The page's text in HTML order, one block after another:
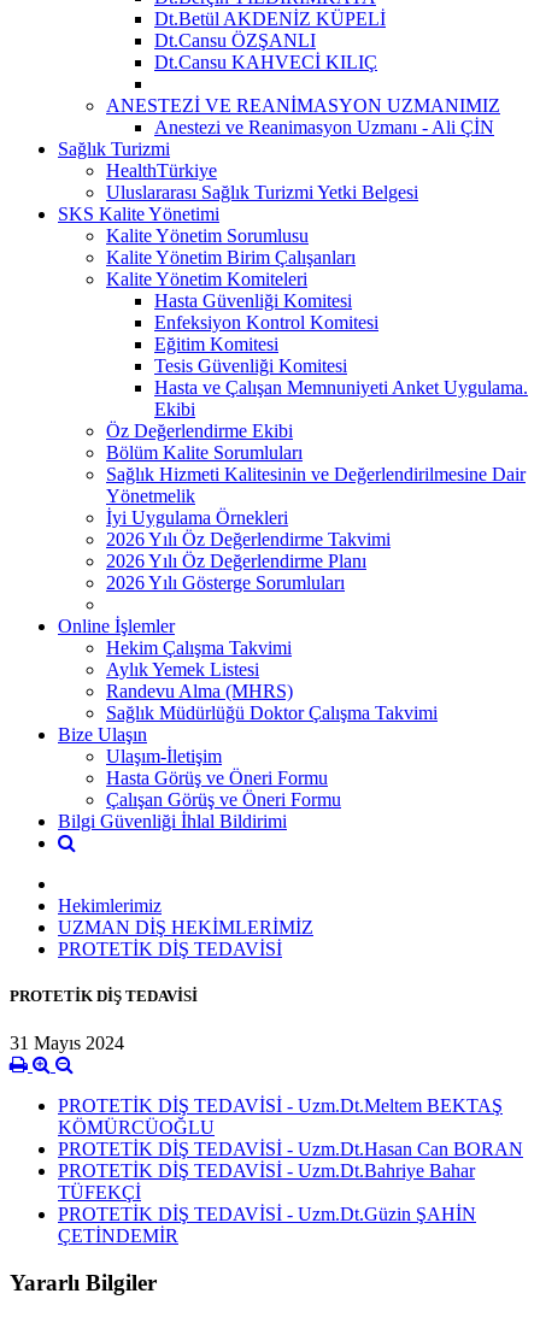
Dt.Betül AKDENİZ KÜPELİ
Dt.Cansu ÖZŞANLI
Dt.Cansu KAHVECİ KILIÇ
ANESTEZİ VE REANİMASYON UZMANIMIZ
Anestezi ve Reanimasyon Uzmanı - Ali ÇİN
Sağlık Turizmi
HealthTürkiye
Uluslararası Sağlık Turizmi Yetki Belgesi
SKS Kalite Yönetimi
Kalite Yönetim Sorumlusu
Kalite Yönetim Birim Çalışanları
Kalite Yönetim Komiteleri
Hasta Güvenliği Komitesi
Enfeksiyon Kontrol Komitesi
Eğitim Komitesi
Tesis Güvenliği Komitesi
Hasta ve Çalışan Memnuniyeti Anket Uygulama.
Ekibi
Öz Değerlendirme Ekibi
Bölüm Kalite Sorumluları
Sağlık Hizmeti Kalitesinin ve Değerlendirilmesine Dair
Yönetmelik
İyi Uygulama Örnekleri
2026 Yılı Öz Değerlendirme Takvimi
2026 Yılı Öz Değerlendirme Planı
2026 Yılı Gösterge Sorumluları
Online İşlemler
Hekim Çalışma Takvimi
Aylık Yemek Listesi
Randevu Alma (MHRS)
Sağlık Müdürlüğü Doktor Çalışma Takvimi
Bize Ulaşın
Ulaşım-İletişim
Hasta Görüş ve Öneri Formu
Çalışan Görüş ve Öneri Formu
Bilgi Güvenliği İhlal Bildirimi
Hekimlerimiz
UZMAN DİŞ HEKİMLERİMİZ
PROTETİK DİŞ TEDAVİSİ
PROTETİK DİŞ TEDAVİSİ
31 Mayıs 2024
PROTETİK DİŞ TEDAVİSİ - Uzm.Dt.Meltem BEKTAŞ
KÖMÜRCÜOĞLU
PROTETİK DİŞ TEDAVİSİ - Uzm.Dt.Hasan Can BORAN
PROTETİK DİŞ TEDAVİSİ - Uzm.Dt.Bahriye Bahar
TÜFEKÇİ
PROTETİK DİŞ TEDAVİSİ - Uzm.Dt.Güzin ŞAHİN
ÇETİNDEMİR
Yararlı Bilgiler